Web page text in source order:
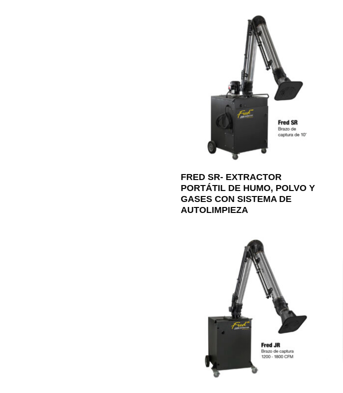
FRED SR- EXTRACTOR
PORTÁTIL DE HUMO, POLVO Y
GASES CON SISTEMA DE
AUTOLIMPIEZA